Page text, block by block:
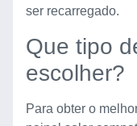
ser recarregado.
Que tipo
escolher?
Para obter o